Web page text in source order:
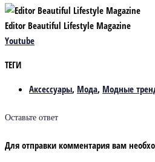
Editor Beautiful Lifestyle Magazine
Youtube
ТЕГИ
Аксессуары, Мода, Модные
Оставьте ответ
Для отправки комментария вам